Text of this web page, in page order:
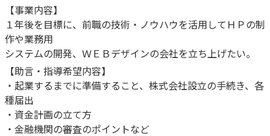
【事業内容】
１年後を目標に、前職の技術・ノウハウを活用してＨＰの制
作や業務用
システムの開発、ＷＥＢデザインの会社を立ち上げたい。
【助言・指導希望内容】
・起業するまでに準備すること、株式会社設立の手続き、各
種届出
・資金計画の立て方
・金融機関の審査のポイントなど